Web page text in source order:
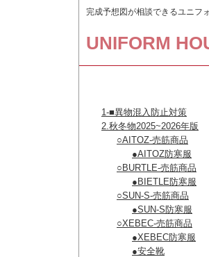
完成予想図が相談できるユニフ
UNIFORM
1-■異物混入防止対策
2.秋冬物2025~2026年版
○AITOZ-売筋商品
●AITOZ防寒服
○BURTLE-売筋商品
●BIETLE防寒服
○SUN-S-売筋商品
●SUN-S防寒服
○XEBEC-売筋商品
●XEBEC防寒服
●安全靴